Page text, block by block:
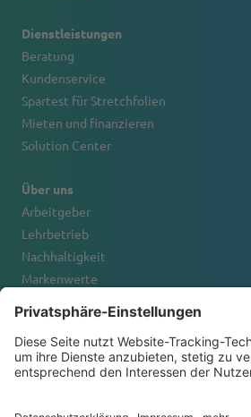
Dienstleistungen
Beratung
Kundenservice
Spartest für Stretchfolien
Mieten und finanzieren
Solution Center
Über uns
Arbeitgeber
Lehrbetrieb
Nachhaltigkeit
Markenwerte
Kontakt